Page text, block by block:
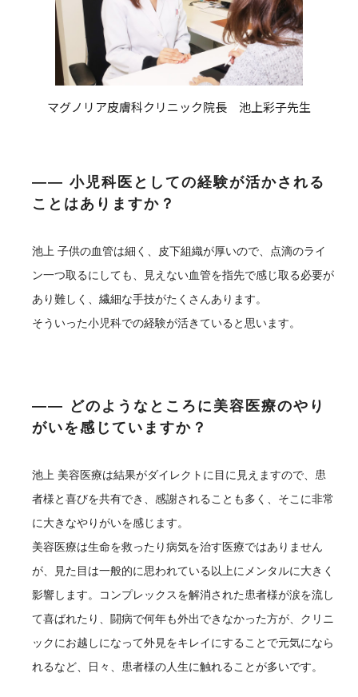
マグノリア皮膚科クリニック院長 池上彩子先生
―― 小児科医としての経験が活かされる
ことはありますか？
池上 子供の血管は細く、皮下組織が厚いので、点滴のライ
ン一つ取るにしても、見えない血管を指先で感じ取る必要が
あり難しく、繊細な手技がたくさんあります。
そういった小児科での経験が活きていると思います。
―― どのようなところに美容医療のやり
がいを感じていますか？
池上 美容医療は結果がダイレクトに目に見えますので、患
者様と喜びを共有でき、感謝されることも多く、そこに非常
に大きなやりがいを感じます。
美容医療は生命を救ったり病気を治す医療ではありません
が、見た目は一般的に思われている以上にメンタルに大きく
影響します。コンプレックスを解消された患者様が涙を流し
て喜ばれたり、闘病で何年も外出できなかった方が、クリニ
ックにお越しになって外見をキレイにすることで元気になら
れるなど、日々、患者様の人生に触れることが多いです。